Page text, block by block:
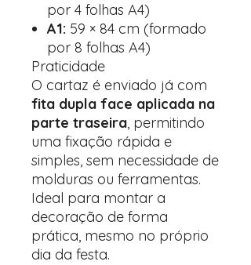
por 4 folhas A4)
A1: 59 × 84 cm (formado
por 8 folhas A4)
Praticidade
O cartaz é enviado já com
fita dupla face aplicada na
parte traseira, permitindo
uma fixação rápida e
simples, sem necessidade de
molduras ou ferramentas.
Ideal para montar a
decoração de forma
prática, mesmo no próprio
dia da festa.